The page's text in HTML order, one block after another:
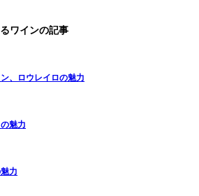
ワインの記事
、ロウレイロの魅力
魅力
力